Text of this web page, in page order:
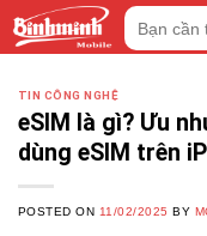
Tìm
kiếm:
TIN CÔNG NGHỆ
eSIM là gì? Ưu
dùng eSIM trên
POSTED ON 11/02/2025 BY